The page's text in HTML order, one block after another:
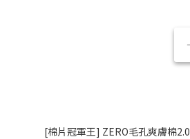
[棉片冠軍王] ZERO毛孔爽膚棉2.0